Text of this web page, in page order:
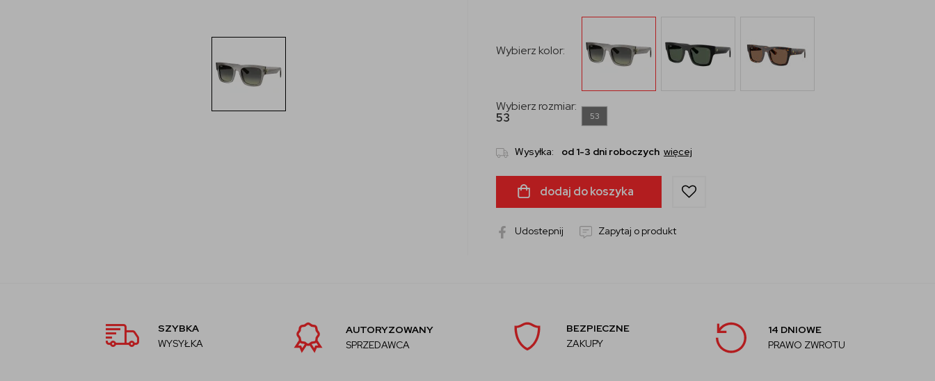
Wybierz kolor:
Wybierz rozmiar:
53
53
Wysyłka: od 1-3 dni roboczych więcej
dodaj do koszyka
Udostepnij Zapytaj o produkt
SZYBKA
WYSYŁKA
AUTORYZOWANY
SPRZEDAWCA
BEZPIECZNE
ZAKUPY
14 DNIOWE
PRAWO ZWROTU